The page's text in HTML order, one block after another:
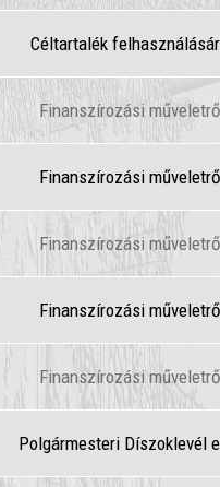
Céltartalék
Finanszírozási
Finanszírozási
Finanszírozási
Finanszírozási
Finanszírozási
Polgármesteri Díszoklevél